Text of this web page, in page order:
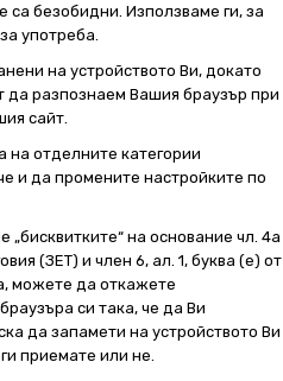
са безобидни. Използваме ги, за
употреба.
на устройството Ви, докато
да разпознаем Вашия браузър при
сайт.
на отделните категории
и да промените настройките по
на основание чл. 4а
(ЗЕТ) и член 6, ал. 1, буква (е) от
можете да откажете
си така, че да Ви
да запамети на устройството Ви
приемате или не.